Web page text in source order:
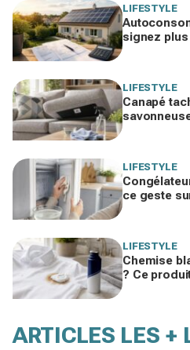
LIFESTYLE
signez
LIFESTYLE
Canapé
LIFESTYLE
ce geste
LIFESTYLE
Chemise
? Ce
ARTICLES LES +